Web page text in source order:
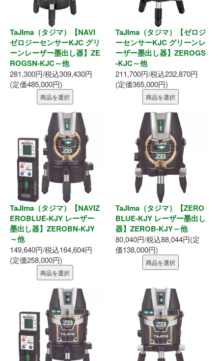
現場用品
照明
充電工具
エアー工具
電動工具刃物
電動工具アクセサリ
墨出器・距離計
測定・検査
大工道具
作業工具
ホーム
初めての方へ
会社案内
TaJIma（タジマ）【NAVI
ゼロジーセンサーKJC グリ
ーンレーザー墨出し器】ZE
ROGSN-KJC～他
281,300円/税込309,430円
(定価485,000円)
商品を選択
TaJIma（タジマ）【ゼロジ
ーセンサーKJC グリーンレ
ーザー墨出し器】ZEROGS
-KJC～他
211,700円/税込232,870円
(定価365,000円)
商品を選択
TaJIma（タジマ）【NAVIZ
EROBLUE-KJY レーザー
墨出し器】ZEROBN-KJY
～他
149,640円/税込164,604円
(定価258,000円)
商品を選択
TaJIma（タジマ）【ZERO
BLUE-KJY レーザー墨出し
器】ZEROB-KJY～他
80,040円/税込88,044円(定
価138,000円)
商品を選択